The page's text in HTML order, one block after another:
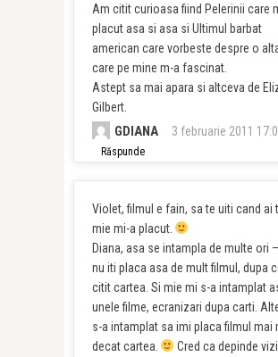
Am citit curioasa fiind Pelerinii care
placut asa si asa si Ultimul barbat
american care vorbeste despre o
care pe mine m-a fascinat.
Astept sa mai apara si altceva de
Gilbert.
GDIANA 3 februarie 2011
Răspunde
Violet, filmul e fain, sa te uiti cand ai
mie mi-a placut.
Diana, asa se intampla de multe ori
nu iti placa asa de mult filmul, dupa
citit cartea. Si mie mi s-a intamplat
unele filme, ecranizari dupa carti.
s-a intamplat sa imi placa filmul mai
decat cartea.
Cred ca depinde